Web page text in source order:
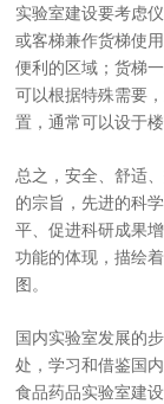
实验室建设要考虑
或客梯兼作货梯使
便利的区域；货梯
可以根据特殊需要
置，通常可以设于楼
总之，安全、舒适
的宗旨，先进的科
平、促进科研成果
功能的体现，描绘
图。
国内实验室发展的
处，学习和借鉴国
食品药品实验室建